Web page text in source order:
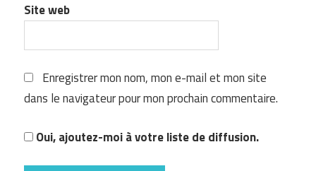
Site web
Enregistrer mon nom, mon e-mail et mon site
dans le navigateur pour mon prochain commentaire.
Oui, ajoutez-moi à votre liste de diffusion.